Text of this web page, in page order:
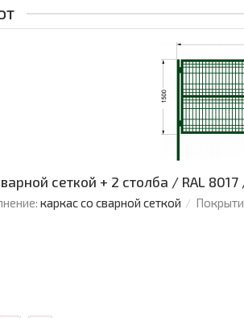
сеткой + 2 столба / RAL 8017
каркас со сварной сеткой